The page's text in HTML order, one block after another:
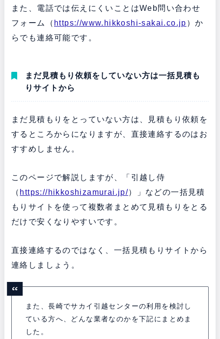
また、電話では伝えにくいことはWeb問い合わせ
フォーム（ https://www.hikkoshi-sakai.co.jp ）か
らでも連絡可能です。
まだ見積もり依頼をしていない方は一括見積も
りサイトから
まだ見積もりをとっていない方は、見積もり依頼を
するところからになりますが、直接連絡するのはお
すすめしません。
このページで解説しますが、「引越し侍
（ https://hikkoshizamurai.jp/）」などの一括見積
もりサイトを使って複数者まとめて見積もりをとる
だけで安くなりやすいです。
直接連絡するのではなく、一括見積もりサイトから
連絡しましょう。
また、長崎でサカイ引越センターの利用を検討し
ている方へ、どんな業者なのかを下記にまとめま
した。